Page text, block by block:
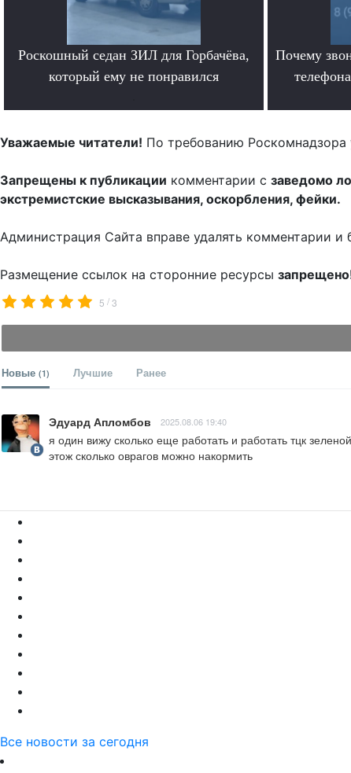
Роскошный седан ЗИЛ для Горбачёва,
который ему не понравился
Почему
Уважаемые читатели! По требованию Роскомнадзора
Запрещены к публикации комментарии с заведомо
экстремистские высказывания, оскорбления, фейки.
Администрация Сайта вправе удалять комментарии и
Размещение ссылок на сторонние ресурсы
5 /3
Новые (1) Лучшие Ранее
Эдуард Апломбов 2025.08.06 19:40
я один вижу сколько еще работать и работать тцк
этож сколько оврагов можно накормить
Все новости за сегодня